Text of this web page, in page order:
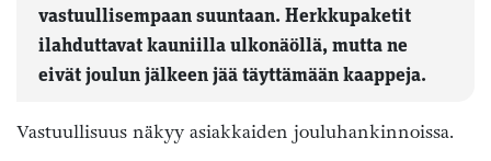
vastuullisempaan suuntaan. Herkkupaketit
ilahduttavat kauniilla ulkonäöllä, mutta ne
eivät joulun jälkeen jää täyttämään kaappeja.
Vastuullisuus näkyy asiakkaiden jouluhankinnoissa.